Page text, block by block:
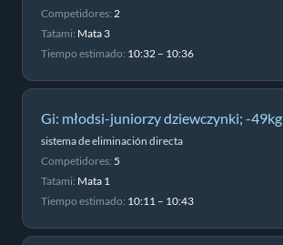
Competidores: 2
Tatami: Mata 3
Tiempo estimado: 10:32 – 10:36
Gi: młodsi-juniorzy dziewczynki; -49kg
sistema de eliminación directa
Competidores: 5
Tatami: Mata 1
Tiempo estimado: 10:11 – 10:43